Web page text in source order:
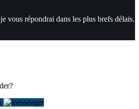
vous répondrai dans les plus brefs délais.